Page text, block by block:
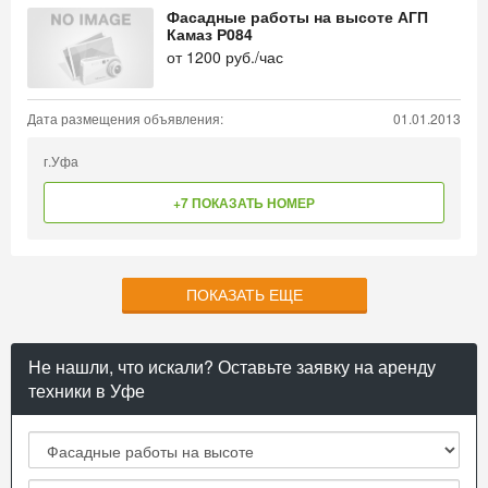
Фасадные работы на высоте АГП
Камаз Р084
от 1200 руб./час
Дата размещения объявления: 01.01.2013
г.Уфа
+7 ПОКАЗАТЬ НОМЕР
ПОКАЗАТЬ ЕЩЕ
Не нашли, что искали? Оставьте заявку на аренду
техники в Уфе